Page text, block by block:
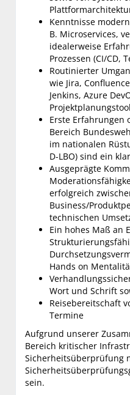
Kenntnisse
B. Microservices,
idealerweise
Prozessen (CI/CD,
Routinierter
wie Jira,
Jenkins, Azure
Erste Erfahrungen
Bereich
im nationalen
D-LBO) sind ein
Ausgeprägte
erfolgreich
Business/
technischen
Ein hohes Maß an
Hands on
Wort und Schrift
Reisebereitschaft
Termine
Aufgrund unserer
Bereich kritischer
Sicherheitsüberprüfung
sein.